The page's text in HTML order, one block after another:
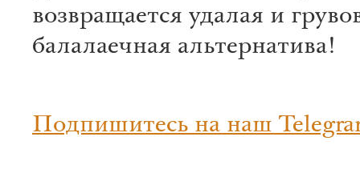
возвращается удалая и
балалаечная альтернатива!
Подпишитесь на наш